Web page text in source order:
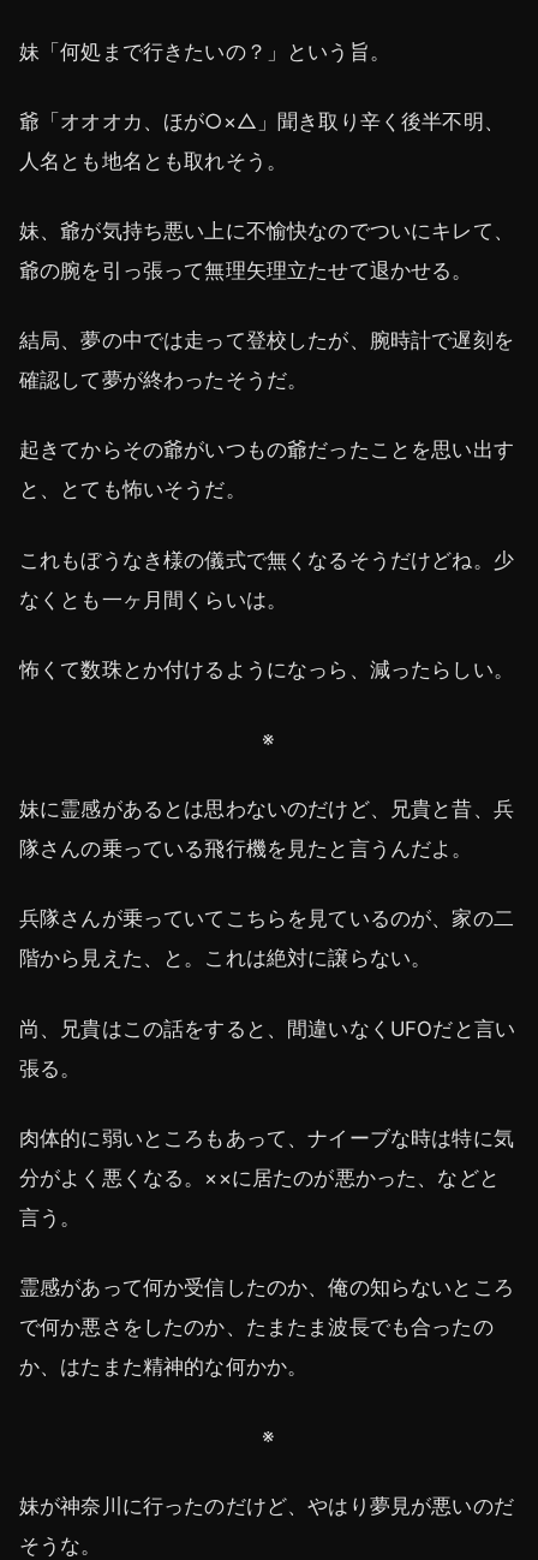
妹「何処まで行きたいの？」という旨。
爺「オオオカ、ほが○×△」聞き取り辛く後半不明、
人名とも地名とも取れそう。
妹、爺が気持ち悪い上に不愉快なのでついにキレて、
爺の腕を引っ張って無理矢理立たせて退かせる。
結局、夢の中では走って登校したが、腕時計で遅刻を
確認して夢が終わったそうだ。
起きてからその爺がいつもの爺だったことを思い出す
と、とても怖いそうだ。
これもぼうなき様の儀式で無くなるそうだけどね。少
なくとも一ヶ月間くらいは。
怖くて数珠とか付けるようになっら、減ったらしい。
※
妹に霊感があるとは思わないのだけど、兄貴と昔、兵
隊さんの乗っている飛行機を見たと言うんだよ。
兵隊さんが乗っていてこちらを見ているのが、家の二
階から見えた、と。これは絶対に譲らない。
尚、兄貴はこの話をすると、間違いなくUFOだと言い
張る。
肉体的に弱いところもあって、ナイーブな時は特に気
分がよく悪くなる。××に居たのが悪かった、などと
言う。
霊感があって何か受信したのか、俺の知らないところ
で何か悪さをしたのか、たまたま波長でも合ったの
か、はたまた精神的な何かか。
※
妹が神奈川に行ったのだけど、やはり夢見が悪いのだ
そうな。